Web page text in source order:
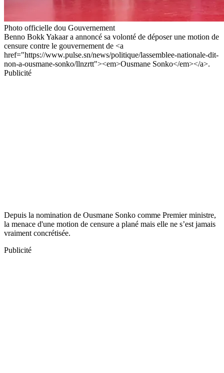
Photo officielle dou Gouvernement
Benno Bokk Yakaar a annoncé sa volonté de déposer une motion de
censure contre le gouvernement de <a
href="https://www.pulse.sn/news/politique/lassemblee-nationale-dit-
non-a-ousmane-sonko/llnzrtt"><em>Ousmane Sonko</em></a>.
Publicité
Depuis la nomination de Ousmane Sonko comme Premier ministre,
la menace d'une motion de censure a plané mais elle ne s’est jamais
vraiment concrétisée.
Publicité